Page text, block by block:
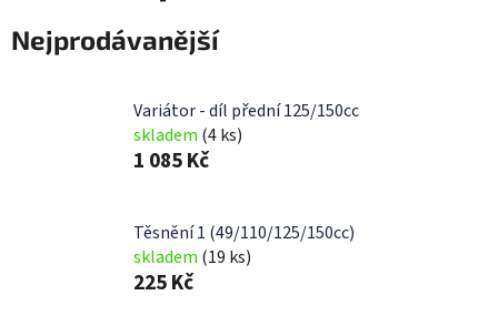
Nejprodávanější
Variátor - díl přední 125/150cc
skladem (4 ks)
1 085 Kč
Těsnění 1 (49/110/125/150cc)
skladem (19 ks)
225 Kč